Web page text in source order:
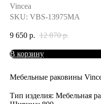
Vincea
SKU: VBS-13975MA
9 650 р. 12 870 р.
В корзину
Мебельные раковины
Тип изделия: Мебельная